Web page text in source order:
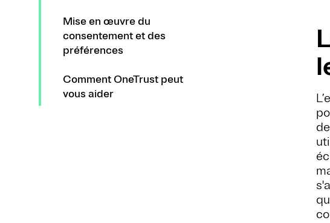
Mise en œuvre du
consentement et des
préférences
Comment OneTrust peut
vous aider